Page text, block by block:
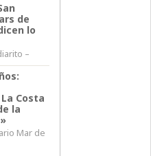
de
lo
–
Costa
la
Mar de